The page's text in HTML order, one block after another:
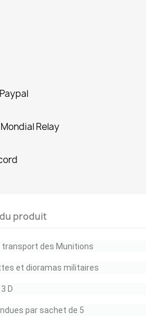
Relay
produit
transport des Munitions
et dioramas militaires
D
par sachet de 5